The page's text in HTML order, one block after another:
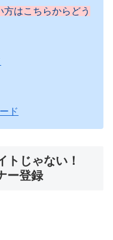
はこちらからどう
ド
トじゃない！
ー登録